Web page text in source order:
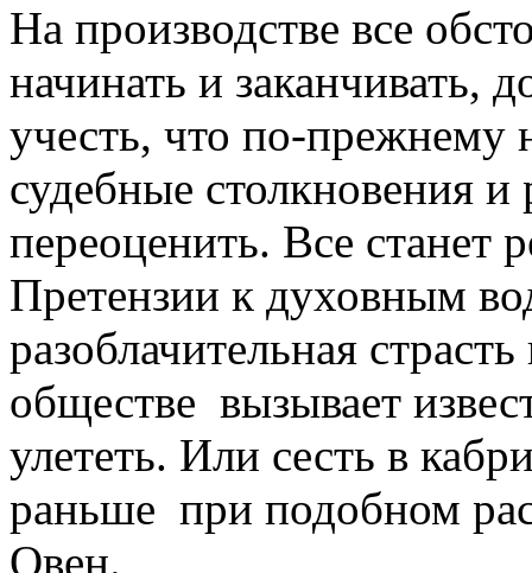
На производстве все
начинать и заканчивать,
учесть, что по-
судебные столкновения
переоценить. Все станет
Претензии к духовным
разоблачительная
обществе вызывает
улететь. Или сесть в
раньше при подобном
Овен.